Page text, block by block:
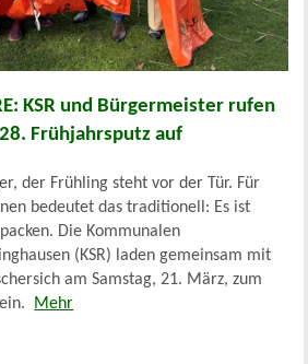
KSR und Bürgermeister rufen
Frühjahrsputz auf
der Frühling steht vor der Tür. Für
bedeutet das traditionell: Es ist
Die Kommunalen
(KSR) laden gemeinsam mit
am Samstag, 21. März, zum
Mehr